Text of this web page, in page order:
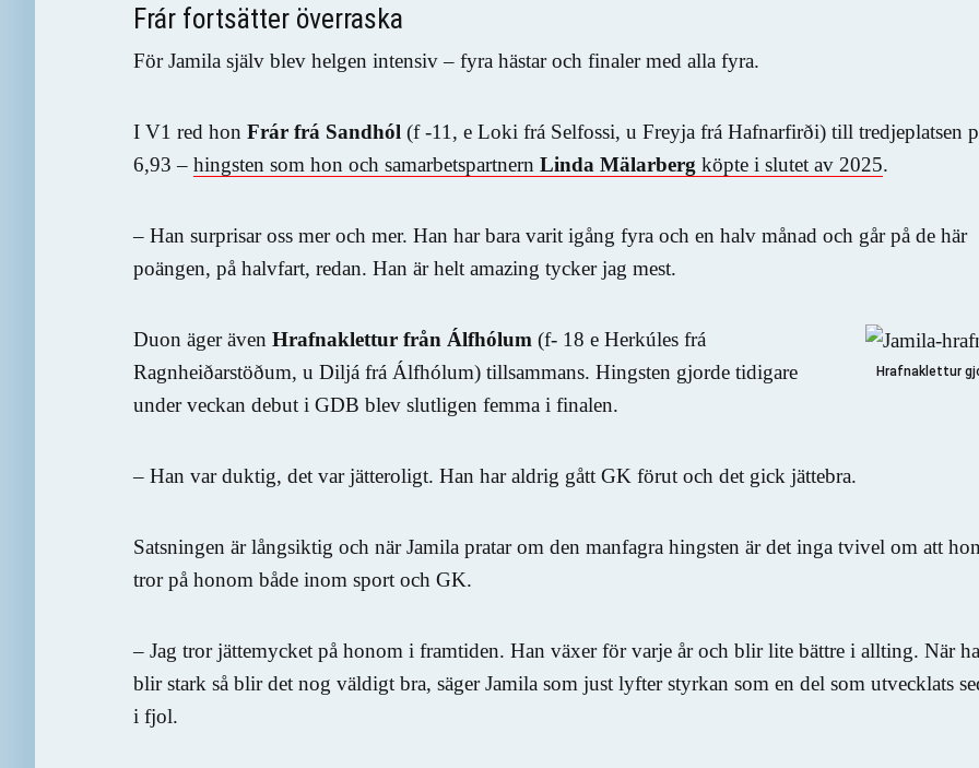
Frár fortsätter överraska
För Jamila själv blev helgen intensiv – fyra hästar och finaler med alla fyra.
I V1 red hon Frár frá Sandhól (f -11, e Loki frá Selfossi, u Freyja frá Hafnarfirði) till tredjeplatsen
6,93 – hingsten som hon och samarbetspartnern Linda Mälarberg köpte i slutet av 2025.
– Han surprisar oss mer och mer. Han har bara varit igång fyra och en halv månad och går på de här
poängen, på halvfart, redan. Han är helt amazing tycker jag mest.
Hrafnaklettur
Duon äger även Hrafnaklettur från Álfhólum (f- 18 e Herkúles frá
Ragnheiðarstöðum, u Diljá frá Álfhólum) tillsammans. Hingsten gjorde tidigare
under veckan debut i GDB blev slutligen femma i finalen.
– Han var duktig, det var jätteroligt. Han har aldrig gått GK förut och det gick jättebra.
Satsningen är långsiktig och när Jamila pratar om den manfagra hingsten är det inga tvivel om att hon
tror på honom både inom sport och GK.
– Jag tror jättemycket på honom i framtiden. Han växer för varje år och blir lite bättre i allting. När
blir stark så blir det nog väldigt bra, säger Jamila som just lyfter styrkan som en del som utvecklats
i fjol.